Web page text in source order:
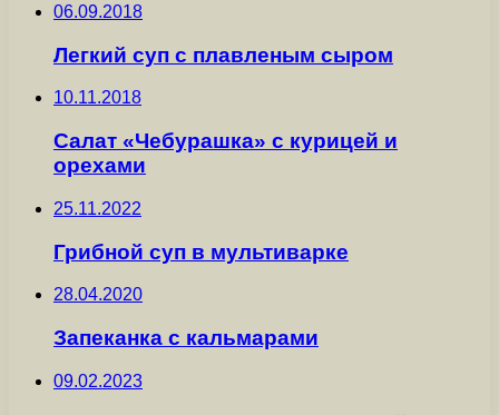
06.09.2018
Легкий суп с плавленым сыром
10.11.2018
Салат «Чебурашка» с курицей и
орехами
25.11.2022
Грибной суп в мультиварке
28.04.2020
Запеканка с кальмарами
09.02.2023